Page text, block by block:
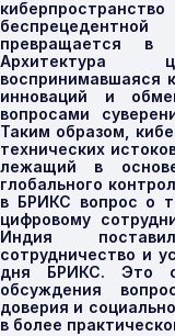
превращается в
Архитектура
воспринимавшаяся
инноваций и
вопросами
Таким образом,
технических
лежащий в
глобального
в БРИКС вопрос о
цифровому
Индия
сотрудничество и
дня БРИКС. Это
обсуждения
доверия и
в более